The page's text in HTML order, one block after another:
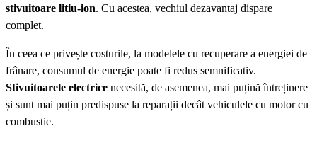
stivuitoare litiu-ion. Cu acestea, vechiul dezavantaj dispare
complet.
În ceea ce privește costurile, la modelele cu recuperare a energiei de
frânare, consumul de energie poate fi redus semnificativ.
Stivuitoarele electrice necesită, de asemenea, mai puțină întreținere
și sunt mai puțin predispuse la reparații decât vehiculele cu motor cu
combustie.